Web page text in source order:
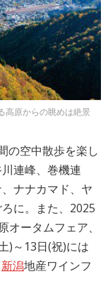
高原からの眺めは絶景
の空中散歩を楽し
連峰、巻機連
ナナカマド、ヤ
に。また、2025
オータムフェア、
)～13日(祝)には
新潟地産ワインフ